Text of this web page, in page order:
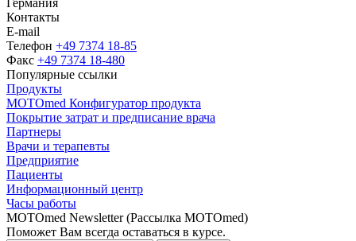
Германия
Контакты
E-mail
Телефон +49 7374 18-85
Факс +49 7374 18-480
Популярные ссылки
Продукты
MOTOmed Конфигуратор продукта
Покрытие затрат и предписание врача
Партнеры
Врачи и терапевты
Предприятие
Пациенты
Информационный центр
Часы работы
MOTOmed Newsletter (Рассылка MOTOmed)
Поможет Вам всегда оставаться в курсе.